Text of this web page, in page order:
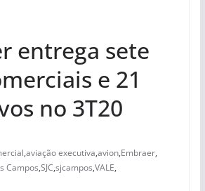
entrega sete
e 21
no 3T20
,aviação executiva,avion,Embraer,
Campos,SJC,sjcampos,VALE,